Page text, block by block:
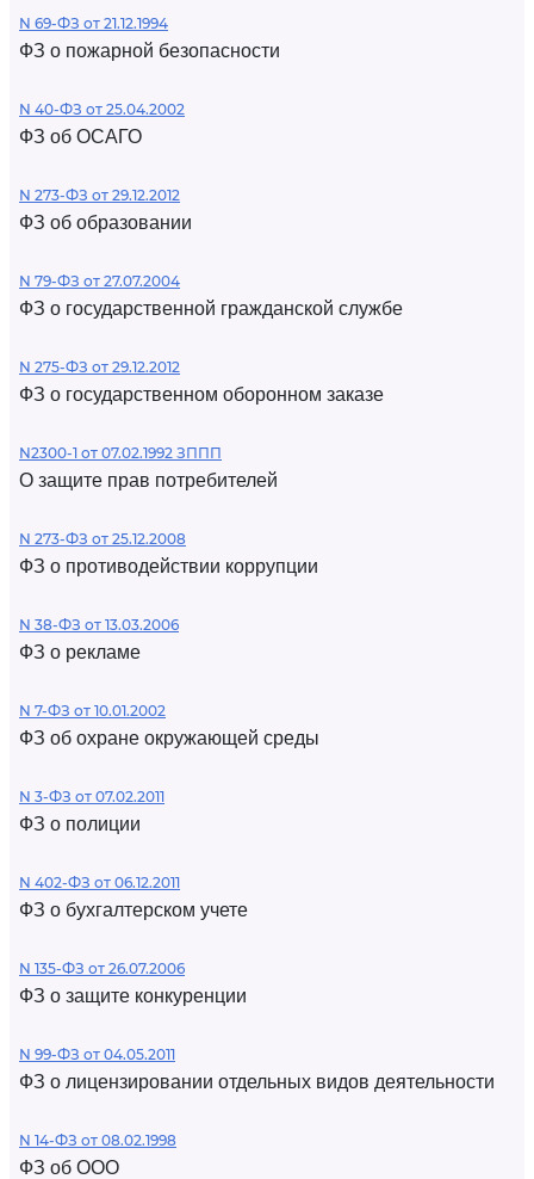
N 69-ФЗ от 21.12.1994
ФЗ о пожарной безопасности
N 40-ФЗ от 25.04.2002
ФЗ об ОСАГО
N 273-ФЗ от 29.12.2012
ФЗ об образовании
N 79-ФЗ от 27.07.2004
ФЗ о государственной гражданской службе
N 275-ФЗ от 29.12.2012
ФЗ о государственном оборонном заказе
N2300-1 от 07.02.1992 ЗППП
О защите прав потребителей
N 273-ФЗ от 25.12.2008
ФЗ о противодействии коррупции
N 38-ФЗ от 13.03.2006
ФЗ о рекламе
N 7-ФЗ от 10.01.2002
ФЗ об охране окружающей среды
N 3-ФЗ от 07.02.2011
ФЗ о полиции
N 402-ФЗ от 06.12.2011
ФЗ о бухгалтерском учете
N 135-ФЗ от 26.07.2006
ФЗ о защите конкуренции
N 99-ФЗ от 04.05.2011
ФЗ о лицензировании отдельных видов деятельности
N 14-ФЗ от 08.02.1998
ФЗ об ООО